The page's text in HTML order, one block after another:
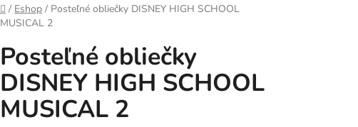
Domov
/ Eshop / Posteľné obliečky DISNEY HIGH SCHOOL
MUSICAL 2
Posteľné obliečky
DISNEY HIGH SCHOOL
MUSICAL 2